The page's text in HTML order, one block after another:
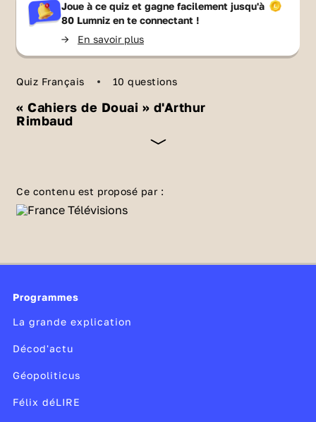
Joue à ce quiz et gagne facilement jusqu'à
80 Lumniz en te connectant !
-> En savoir plus
Quiz Français 10 questions
« Cahiers de Douai » d'Arthur
Rimbaud
vingt-deux poèmes écrits par Arthur Rimbaud,
alors âgé de 16 ans. Es-tu incollable sur cette
Rimbaudsur Lumni enseignement.
Ce contenu est proposé par :
Programmes
La grande explication
Décod'actu
Géopoliticus
Félix déLIRE